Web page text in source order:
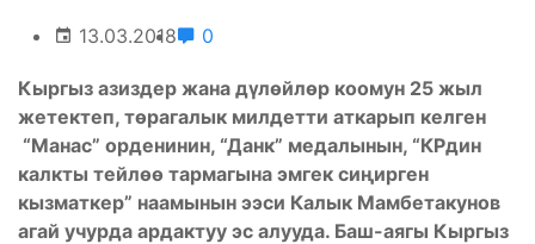
13.03.2018 0
Кыргыз азиздер жана дүлөйлөр коомун 25 жыл
жетектеп, төрагалык милдетти аткарып келген
“Манас” орденинин, “Данк” медалынын, “КРдин
калкты тейлөө тармагына эмгек сиңирген
кызматкер” наамынын ээси Калык Мамбетакунов
агай учурда ардактуу эс алууда. Баш-аягы Кыргыз